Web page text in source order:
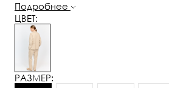
огромным количеством
рубашки, свитшоты, свитера,
других.
Подробнее
ЦВЕТ:
РАЗМЕР: